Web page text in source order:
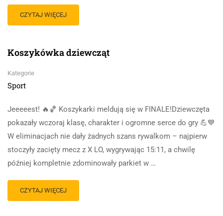
CZYTAJ WIĘCEJ
Koszykówka dziewcząt
Kategorie
Sport
Jeeeeest! 🔥🏀 Koszykarki meldują się w FINALE!Dziewczęta
pokazały wczoraj klasę, charakter i ogromne serce do gry 💪💙
W eliminacjach nie dały żadnych szans rywalkom – najpierw
stoczyły zacięty mecz z X LO, wygrywając 15:11, a chwilę
później kompletnie zdominowały parkiet w …
CZYTAJ WIĘCEJ